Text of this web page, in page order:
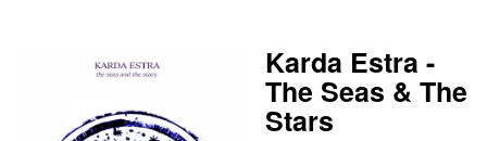
Karda Estra -
The Seas & The
Stars